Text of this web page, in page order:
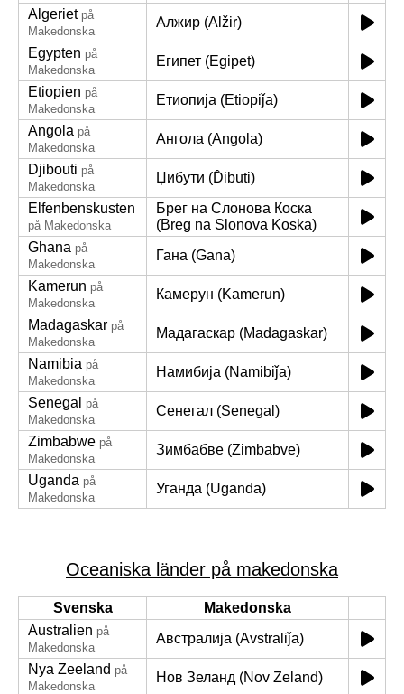
Algeriet på
Makedonska
Алжир (Alžir)
Egypten på
Makedonska
Египет (Egipet)
Etiopien på
Makedonska
Етиопија (Etiopiǰa)
Angola på
Makedonska
Ангола (Angola)
Djibouti på
Makedonska
Џибути (D̂ibuti)
Elfenbenskusten
på Makedonska
Брег на Слонова Коска
(Breg na Slonova Koska)
Ghana på
Makedonska
Гана (Gana)
Kamerun på
Makedonska
Камерун (Kamerun)
Madagaskar på
Makedonska
Мадагаскар (Madagaskar)
Namibia på
Makedonska
Намибија (Namibiǰa)
Senegal
på
Makedonska
Сенегал (Senegal)
Zimbabwe på
Makedonska
Зимбабве (Zimbabve)
Uganda på
Makedonska
Уганда (Uganda)
Oceaniska länder på makedonska
Svenska
Makedonska
Australien på
Makedonska
Австралија (Avstraliǰa)
Nya Zeeland på
Makedonska
Нов Зеланд (Nov Zeland)